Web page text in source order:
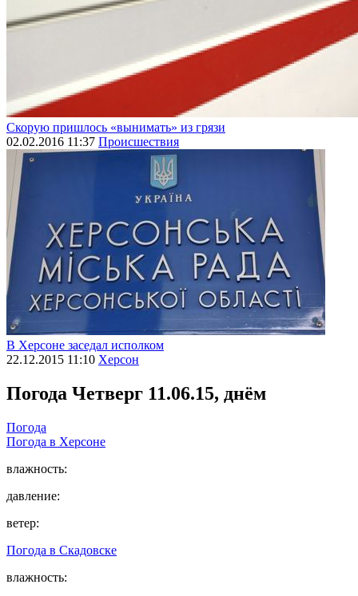
Скорую пришлось «вынимать» из грязи
02.02.2016 11:37 Происшествия
В Херсоне заседал исполком
22.12.2015 11:10 Херсон
Погода Четверг 11.06.15, днём
Погода
Погода в Херсоне
влажность:
давление:
ветер:
Погода в Скадовске
влажность: